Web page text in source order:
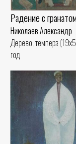
Радение с
Николаев Александр
Дерево, темпера
год